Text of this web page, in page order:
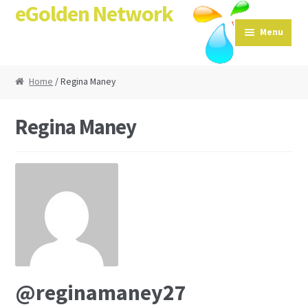
Skip to navigation
Skip to content
eGolden Network
Menu
Home / Regina Maney
Regina Maney
@reginamaney27